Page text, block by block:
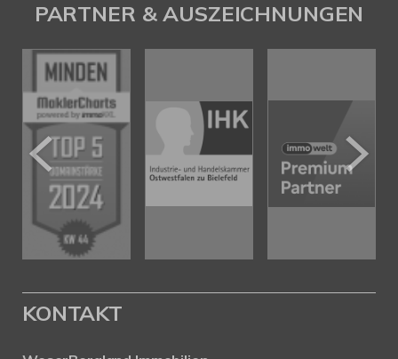
PARTNER & AUSZEICHNUNGEN
KONTAKT